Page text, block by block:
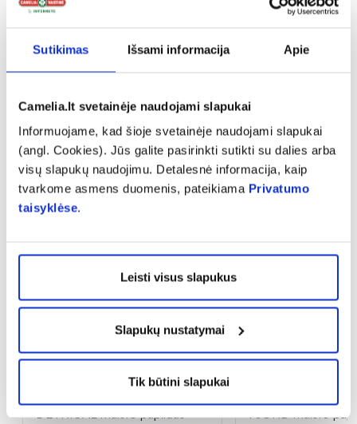
Sutikimas Išsami informacija Apie
Camelia.lt svetainėje naudojami slapukai
Informuojame, kad šioje svetainėje naudojami slapukai
(angl. Cookies). Jūs galite pasirinkti sutikti su dalies arba
visų slapukų naudojimu. Detalesnė informacija, kaip
tvarkome asmens duomenis, pateikiama Privatumo
taisyklėse.
Leisti visus slapukus
Slapukų nustatymai
Tik būtini slapukai
kokybiškas miegas.“
internetinėje vaistinėjecamelia.lt
papildams imunitetui bei žuvų taukams – iki
40 proc. nuolaida!
DETRICAL maisto papildas
FJORD maisto